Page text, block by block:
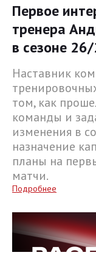
Первое
тренера
в сезоне
Наставник
том, как
команды и
изменения в
назначение
планы на
матчи.
Подробнее